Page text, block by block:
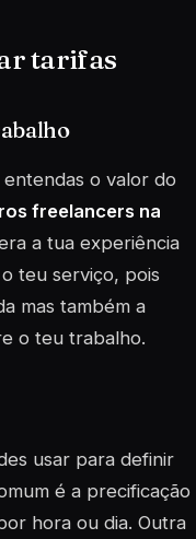
tarifas
o valor do
freelancers na
a tua experiência
teu serviço, pois
mas também a
o teu trabalho.
usar para definir
é a precificação
hora ou dia. Outra